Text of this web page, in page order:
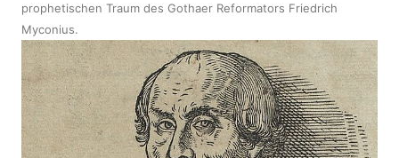
prophetischen Traum des Gothaer Reformators Friedrich
Myconius.